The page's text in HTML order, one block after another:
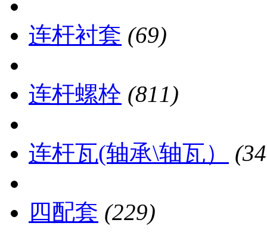
连杆衬套 (69)
连杆螺栓 (811)
连杆瓦(轴承\轴瓦）
四配套 (229)